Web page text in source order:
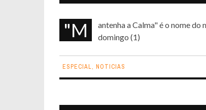
"Mantenha a Calma" é o nome do novo videoclipe do Atitude Feminina que será lançado no próximo domingo (1)
ESPECIAL, NOTICIAS